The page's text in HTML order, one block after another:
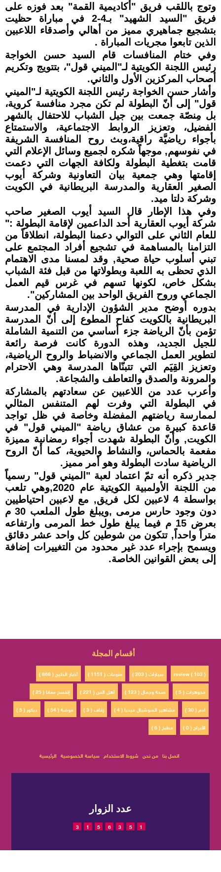
وتوج باللقب فريق "أكاديمية القمة" بعد فوزه على
فريق "السيد الشهيد" بـ4-2 في مباراة حظيت
بتشجيع جماهيري مميز من أهالي وأصدقاء اللاعبين
الذين تابعوا مجريات المباراة .
وفي ختام المنافسات قام السيد حسن الخواجة
رئيس اللجنة الكويتية لـ"الميني قول"، بتتويج وتكريم
أصحاب المركزين الأول والثاني.
وأشار حسن الخواجة رئيس اللجنة الكويتية لـ"الميني
قول" إلى أنّ البطولة لم تكن مجرد منافسة كروية،
بل مِنصّة جمعت بين جيل الشباب للاحتفال بالشهر
الفضيل، وتعزيز الروابط الاجتماعية، والاستمتاع
بأجواء رياضيَّة راقية،وبث روح المنافسة الشريفة
في نفوسهم, موجهاً شكره لجميع وسائل الإعلام التي
قامت بتغطية البطولة ولكافة الجهات التي دعمت
إقامتها وهي جمعية بيان التعاونية وشركة أيوب
الصغير العقارية والمدرسة البريطانية في الكويت
وشركة دلتا ميد.
وفي هذا الإطار قال السيد أيوب الصغير صاحب
شركة أيوب العقارية أحد الداعمين لإقامة البطولة :"
للعام الثاني على التوالي دعمنا البطولة، انطلاقاً من
التزامنا بالمساهمة في تشجيع أفراد المجتمع على
تبني أسلوب حياة صحية, وقد لمسنا مدى الاهتمام
الذي تحظى به اللعبة وبطولاتها من قبل فئة الشباب
بشكل خاص، لكونها تسهم في غرس قيم العمل
الجماعي وروح الفريق الواحد بين المشاركين".
بدوره أوضح مدير الشؤون الإدارية في المدرسة
البريطانية بالكويت كفاح المطوع إلى أنّ المدرسة
تؤمن بأنّ الرياضة جزء أساسي من التنمية الشاملة
للجيل الجديد، وهذه الدورة كانت فرصة رائعة
لتطوير العمل الجماعي والانضباط والروح الرياضية،
وتعزيز القِيَم التي تتبنّاها المدرسة وهي الاحترام
والمرونة والصدق والتعاطف والشجاعة.
وأعرب عدد من اللاعبين عن سعادتهم بالمشاركة
في البطولة التي وفرت لهم المتنفس المثالي
لممارسة رياضتهم المفضلة وخاصة في ظل تواجد
قاعدة كبيرة من عشاق رياضة "الميني قول" في
الكويت, وأنّ البطولة شهدت أجواء رمضانية مميزة
مفعمة بالحماس، والنشاط والحيوية، كما أنّ الروح
الرياضية سادت البطولة وهو أمر مميز.
جدير ذكره أنه تمّ اعتماد لعبة "الميني قول" رسمياً
من اللجنة الأولمبية الكويتية عام 2020,وهي تلعب
بواسطة 4 لاعبين لكل فريق, مع لاعبين احتياطيين
دون وجود حارس مرمى ,ويبلغ طول الملعب 30 م
بعرض 15 م فيما يبلغ طول خط المرمى وارتفاعه
متراً واحداً, تتكون من شوطين كل واحد عشر دقائق
ويسمح بإجراء عدد غير محدود من التغييرات إضافة
إلى بعض القوانين الخاصة.
أقسام المجلة
أخبار الخليج ( 868 ) منوعات ( 1151 ) سيارات ( 203 )
review ( 103 )
إتفسح معانا ( 25 )
أهل الفن ( 221 ) صحة وجمال ( 123 )
مجوهرات ( 5 )
ديكور ( 5 )
موضة ( 54 ) زفاف ( 3 ) مشاهير السوشيال ميديا ( 4 )
ادم ( 30 )
مطبخ ( 6 )
الأبراج ( 0 )
الرئيسية سياسة الخصوصية شروط الاستخدام من نحن اتصل بنا
عدد الزوار
3 1 5 6 3 5 1